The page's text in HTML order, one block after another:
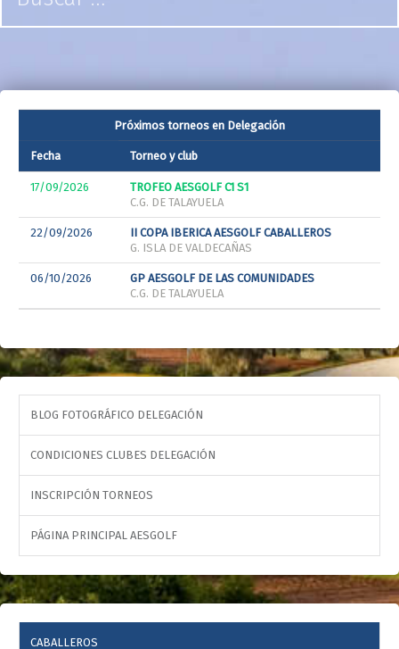
Próximos torneos en Delegación
Fecha Torneo y club
17/09/2026
TROFEO AESGOLF C1 S1
C.G. DE TALAYUELA
22/09/2026
II COPA IBERICA AESGOLF CABALLEROS
G. ISLA DE VALDECAÑAS
06/10/2026
GP AESGOLF DE LAS COMUNIDADES
C.G. DE TALAYUELA
BLOG FOTOGRÁFICO DELEGACIÓN
CONDICIONES CLUBES DELEGACIÓN
INSCRIPCIÓN TORNEOS
PÁGINA PRINCIPAL AESGOLF
CABALLEROS